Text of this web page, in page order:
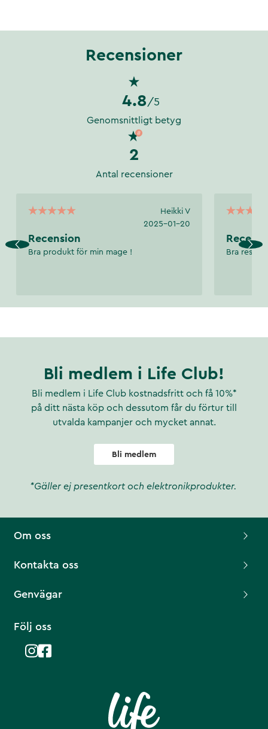
Recensioner
4.8 /5
Genomsnittligt betyg
2
Antal recensioner
Heikki V
2025-01-20
Recension
Bra produkt för min mage ! Bra
Bli medlem i Life Club!
Bli medlem i Life Club kostnadsfritt och få 10%*
på ditt nästa köp och dessutom får du förtur till
utvalda kampanjer och mycket annat.
Bli medlem
*Gäller ej presentkort och elektronikprodukter.
Om oss
Kontakta oss
Genvägar
Följ oss